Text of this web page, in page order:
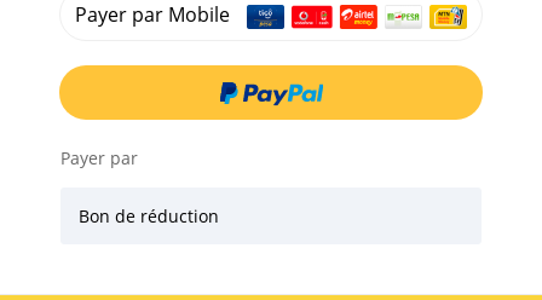
Payer par Mobile
Payer par
Bon de réduction